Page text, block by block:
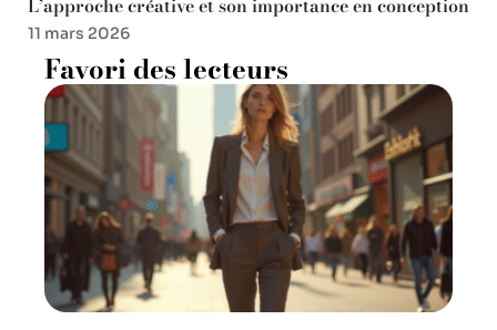
L’approche créative et son importance en conception
11 mars 2026
Favori des lecteurs